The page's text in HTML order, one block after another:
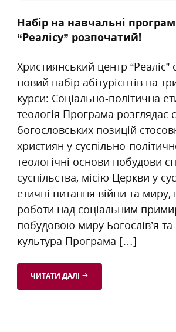
Набір на навчальні
“Реалісу” розпочатий!
Християнський центр
новий набір абітурієнтів на
курси: Соціально-політична
теологія Програма розглядає
богословських позицій
християн у суспільно-
теологічні основи побудови
суспільства, місію Церкви у
етичні питання війни та миру,
роботи над соціальним
побудовою миру Богослів’я
культура Програма […]
ЧИТАТИ ДАЛІ